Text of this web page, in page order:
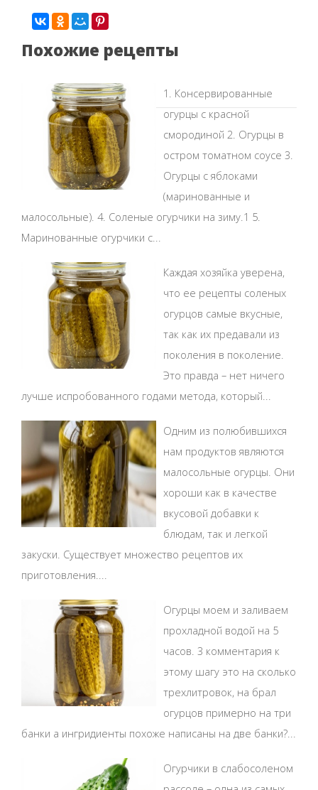
Похожие рецепты
1. Консервированные
огурцы с красной
смородиной 2. Огурцы в
остром томатном соусе 3.
Огурцы с яблоками
(маринованные и
малосольные). 4. Соленые огурчики на зиму.1 5.
Маринованные огурчики с...
Каждая хозяйка уверена,
что ее рецепты соленых
огурцов самые вкусные,
так как их предавали из
поколения в поколение.
Это правда – нет ничего
лучше испробованного годами метода, который...
Одним из полюбившихся
нам продуктов являются
малосольные огурцы. Они
хороши как в качестве
вкусовой добавки к
блюдам, так и легкой
закуски. Существует множество рецептов их
приготовления....
Огурцы моем и заливаем
прохладной водой на 5
часов. 3 комментария к
этому шагу это на сколько
трехлитровок, на брал
огурцов примерно на три
банки а ингридиенты похоже написаны на две банки?...
Огурчики в слабосоленом